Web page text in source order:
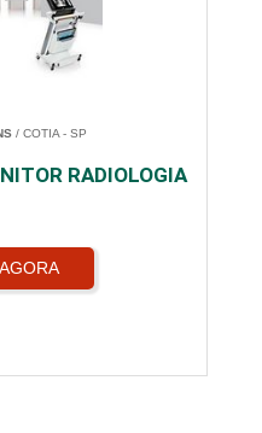
/ COTIA - SP
RADIOLOGIA